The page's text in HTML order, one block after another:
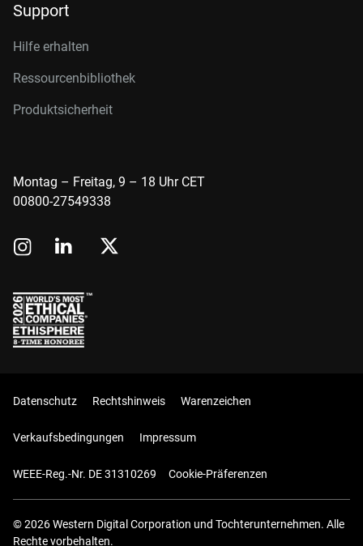
Support
Hilfe erhalten
Ressourcenbibliothek
Produktsicherheit
Montag – Freitag, 9 – 18 Uhr CET
00800-27549338
Datenschutz Rechtshinweis Warenzeichen
Verkaufsbedingungen Impressum
WEEE-Reg.-Nr. DE 31310269 Cookie-Präferenzen
© 2026 Western Digital Corporation und Tochterunternehmen. Alle
Rechte vorbehalten.